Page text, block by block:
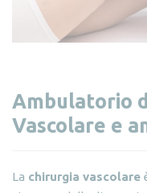
Ambulatorio
Vascolare e
La chirurgia vascolare